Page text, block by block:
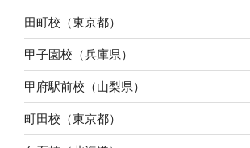
田町校（東京都）
甲子園校（兵庫県）
甲府駅前校（山梨県）
町田校（東京都）